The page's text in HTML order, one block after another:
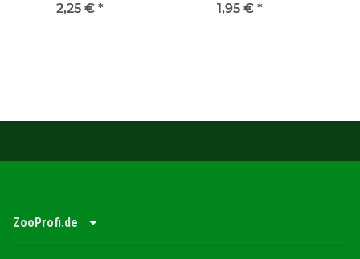
2,25 € *
1,95 € *
ZooProfi.de